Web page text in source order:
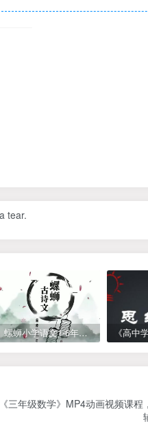
tear.
螺蛳小学语文1-6年级《小学古诗文》课程视频
三年级数学》MP4动画视频课程